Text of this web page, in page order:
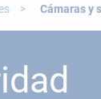
Cámaras y